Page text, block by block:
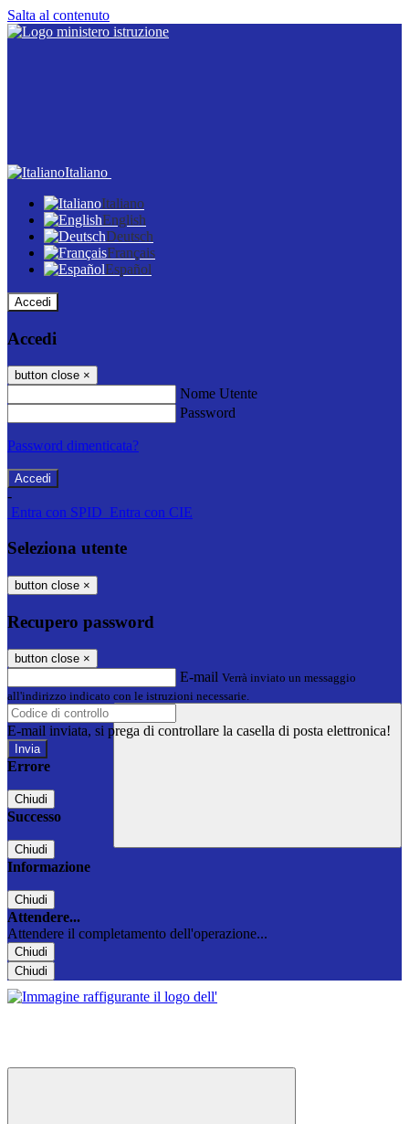
Salta al contenuto
Italiano
Italiano
English
Deutsch
Français
Español
Accedi
Accedi
button close ×
Nome Utente
Password
Password dimenticata?
-
Entra con SPID Entra con CIE
Seleziona utente
button close ×
Recupero password
button close ×
E-mail Verrà inviato un messaggio
all'indirizzo indicato con le istruzioni necessarie.
E-mail inviata, si prega di controllare la casella di posta elettronica!
Errore
Chiudi
Successo
Chiudi
Informazione
Chiudi
Attendere...
Attendere il completamento dell'operazione...
Chiudi
Chiudi